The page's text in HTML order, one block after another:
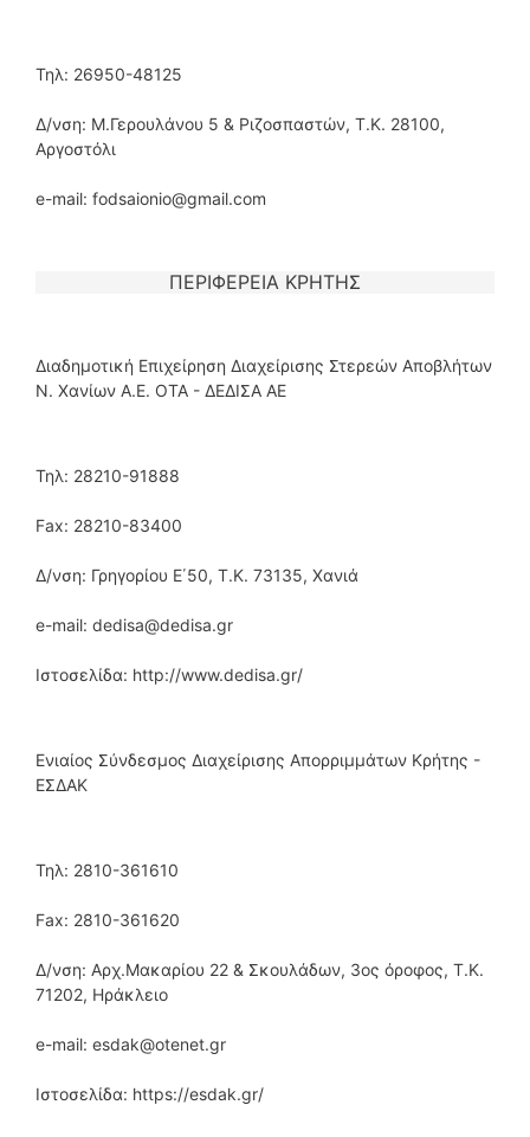
Τηλ: 26950-48125
Δ/νση: Μ.Γερουλάνου 5 & Ριζοσπαστών, Τ.Κ. 28100,
Αργοστόλι
e-mail: fodsaionio@gmail.com
ΠΕΡΙΦΕΡΕΙΑ ΚΡΗΤΗΣ
Διαδημοτική Επιχείρηση Διαχείρισης Στερεών Αποβλήτων
Ν. Χανίων Α.Ε. ΟΤΑ - ΔΕΔΙΣΑ ΑΕ
Τηλ: 28210-91888
Fax: 28210-83400
Δ/νση: Γρηγορίου Ε΄50, Τ.Κ. 73135, Χανιά
e-mail: dedisa@dedisa.gr
Ιστοσελίδα: http://www.dedisa.gr/
Ενιαίος Σύνδεσμος Διαχείρισης Απορριμμάτων Κρήτης -
ΕΣΔΑΚ
Τηλ: 2810-361610
Fax: 2810-361620
Δ/νση: Αρχ.Μακαρίου 22 & Σκουλάδων, 3ος όροφος, Τ.Κ.
71202, Ηράκλειο
e-mail: esdak@otenet.gr
Ιστοσελίδα: https://esdak.gr/